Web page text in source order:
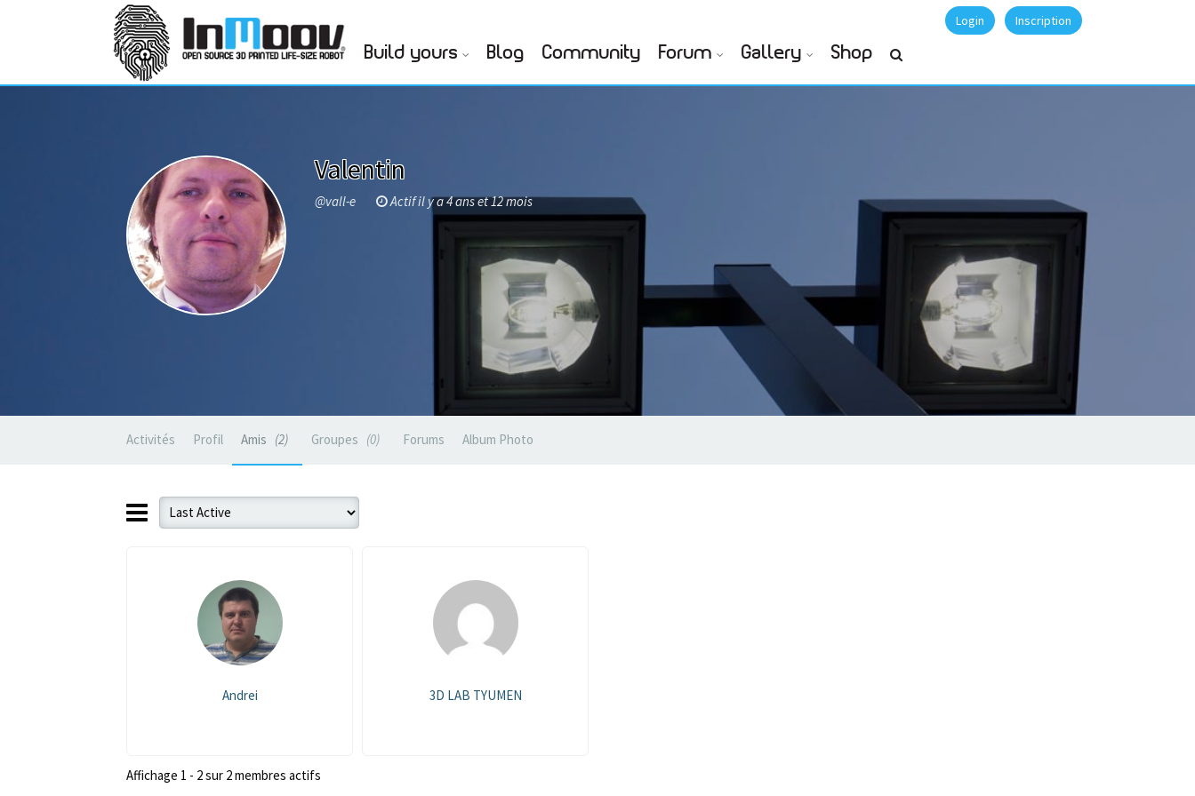
Login Inscription
Build yours Blog Community Forum Gallery Shop
Valentin
@vall-e Actif il y a 4 ans et 12 mois
Activités Profil Amis 2 Groupes 0 Forums Album Photo
Andrei 3D LAB TYUMEN
Affichage 1 - 2 sur 2 membres actifs